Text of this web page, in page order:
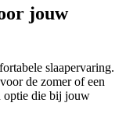
jouw
slaapervaring.
de zomer of een
optie die bij jouw